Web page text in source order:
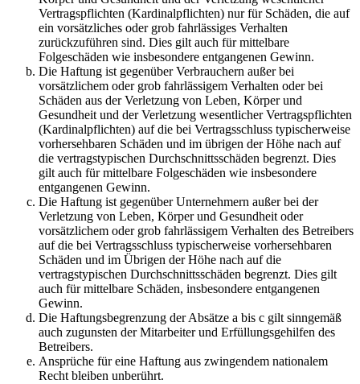
Vertragspflichten (Kardinalpflichten) nur für Schäden, die auf
ein vorsätzliches oder grob fahrlässiges Verhalten
zurückzuführen sind. Dies gilt auch für mittelbare
Folgeschäden wie insbesondere entgangenen Gewinn.
Die Haftung ist gegenüber Verbrauchern außer bei
vorsätzlichem oder grob fahrlässigem Verhalten oder bei
Schäden aus der Verletzung von Leben, Körper und
Gesundheit und der Verletzung wesentlicher Vertragspflichten
(Kardinalpflichten) auf die bei Vertragsschluss typischerweise
vorhersehbaren Schäden und im übrigen der Höhe nach auf
die vertragstypischen Durchschnittsschäden begrenzt. Dies
gilt auch für mittelbare Folgeschäden wie insbesondere
entgangenen Gewinn.
Die Haftung ist gegenüber Unternehmern außer bei der
Verletzung von Leben, Körper und Gesundheit oder
vorsätzlichem oder grob fahrlässigem Verhalten des Betreibers
auf die bei Vertragsschluss typischerweise vorhersehbaren
Schäden und im Übrigen der Höhe nach auf die
vertragstypischen Durchschnittsschäden begrenzt. Dies gilt
auch für mittelbare Schäden, insbesondere entgangenen
Gewinn.
Die Haftungsbegrenzung der Absätze a bis c gilt sinngemäß
auch zugunsten der Mitarbeiter und Erfüllungsgehilfen des
Betreibers.
Ansprüche für eine Haftung aus zwingendem nationalem
Recht bleiben unberührt.